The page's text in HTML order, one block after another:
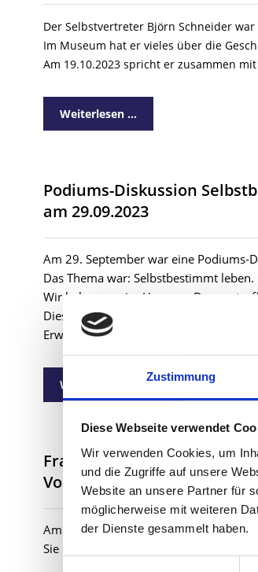
Zustimmung
Diese Webseite verwendet
Wir verwenden Cookies, um
und die Zugriffe auf unsere
Website an unsere Partner für
möglicherweise mit weiteren
der Dienste gesammelt haben.
Der Selbstvertreter Björn Schneider
Im Museum hat er vieles über die
Am 19.10.2023spricht er zusammen
Weiterlesen …
Podiums-Diskussion
am 29.09.2023
Am 29. September war eine Podiums-
Das Thema war: Selbstbestimmt leben.
Wir haben uns im Haus am Dom
Diese Veranstaltung war organisiert
Erwachsenenbildung KEB Frankfurt.
Weiterlesen …
Frankfurter Tisch-
Voitl am 27.09.2023
Am 27. September war Elke Voitl bei
Sie ist die Sozial-Dezernentin in